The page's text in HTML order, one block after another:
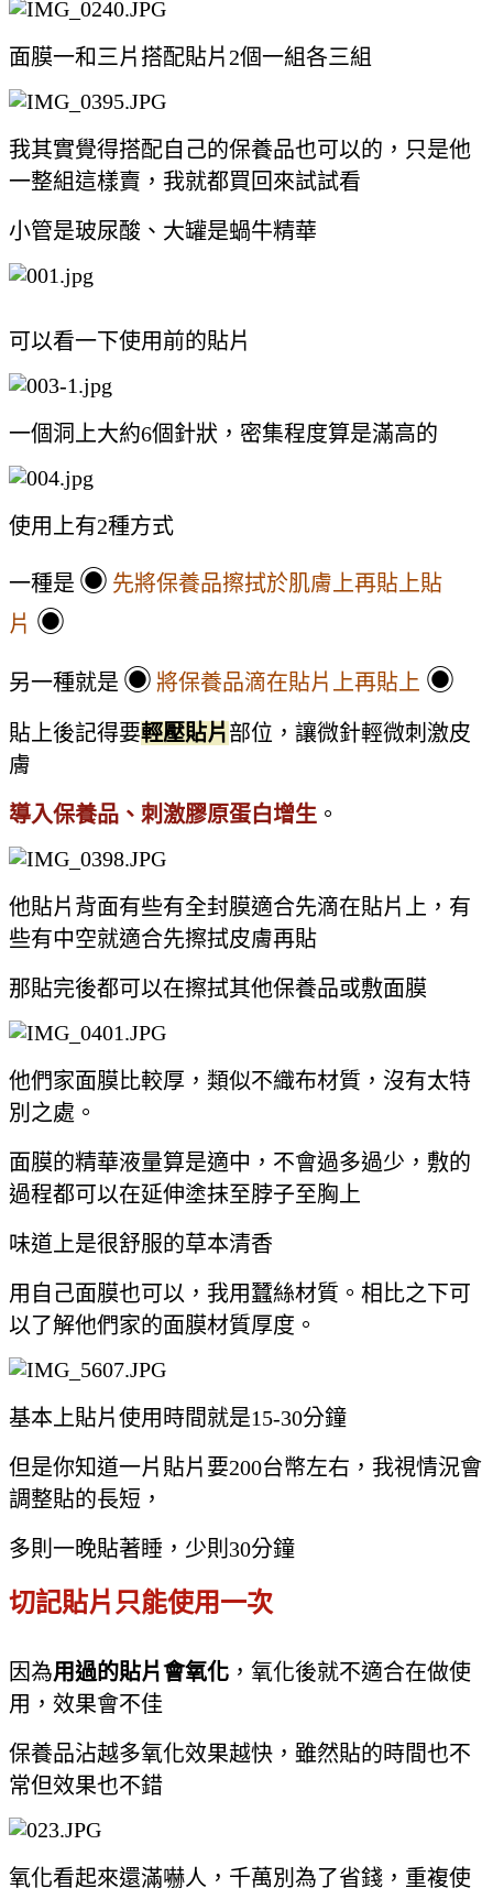
面膜一和三片搭配貼片2個一組各三組
我其實覺得搭配自己的保養品也可以的，只是他
一整組這樣賣，我就都買回來試試看
小管是玻尿酸、大罐是蝸牛精華
可以看一下使用前的貼片
一個洞上大約6個針狀，密集程度算是滿高的
使用上有2種方式
一種是 ◉ 先將保養品擦拭於肌膚上再貼上貼
片 ◉
另一種就是 ◉ 將保養品滴在貼片上再貼上 ◉
貼上後記得要輕壓貼片部位，讓微針輕微刺激皮
膚
導入保養品、刺激膠原蛋白增生 。
他貼片背面有些有全封膜適合先滴在貼片上，有
些有中空就適合先擦拭皮膚再貼
那貼完後都可以在擦拭其他保養品或敷面膜
他們家面膜比較厚，類似不織布材質，沒有太特
別之處。
面膜的精華液量算是適中，不會過多過少，敷的
過程都可以在延伸塗抹至脖子至胸上
味道上是很舒服的草本清香
用自己面膜也可以，我用蠶絲材質。相比之下可
以了解他們家的面膜材質厚度。
基本上貼片使用時間就是15-30分鐘
但是你知道一片貼片要200台幣左右，我視情況會
調整貼的長短，
多則一晚貼著睡，少則30分鐘
切記貼片只能使用一次
因為用過的貼片會氧化 ，氧化後就不適合在做使
用，效果會不佳
保養品沾越多氧化效果越快，雖然貼的時間也不
常但效果也不錯
氧化看起來還滿嚇人，千萬別為了省錢，重複使